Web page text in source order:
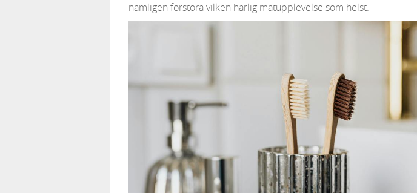
nämligen förstöra vilken härlig matupplevelse som helst.